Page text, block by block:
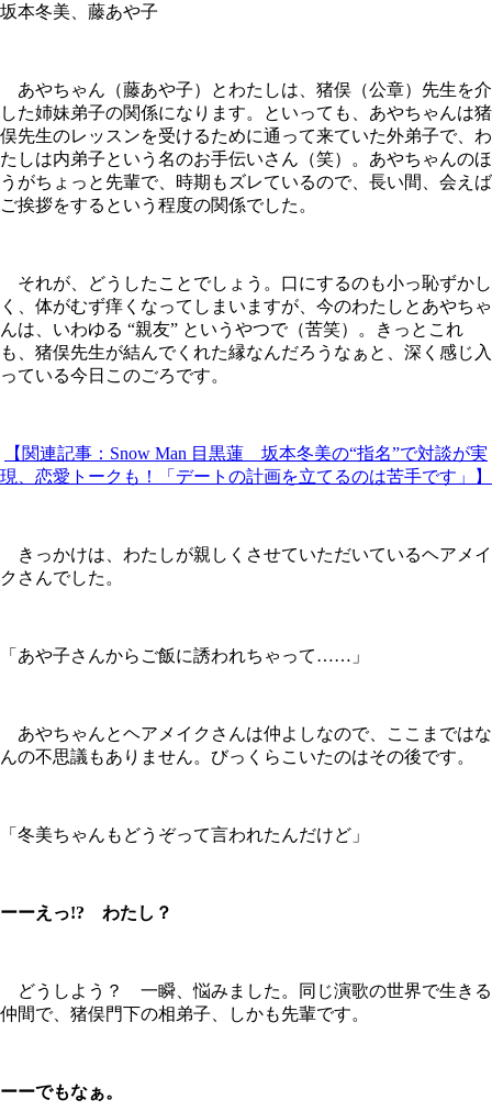
坂本冬美、藤あや子
あやちゃん（藤あや子）とわたしは、猪俣（公章）先生を介
した姉妹弟子の関係になります。といっても、あやちゃんは猪
俣先生のレッスンを受けるために通って来ていた外弟子で、わ
たしは内弟子という名のお手伝いさん（笑）。あやちゃんのほ
うがちょっと先輩で、時期もズレているので、長い間、会えば
ご挨拶をするという程度の関係でした。
それが、どうしたことでしょう。口にするのも小っ恥ずかし
く、体がむず痒くなってしまいますが、今のわたしとあやちゃ
んは、いわゆる “親友” というやつで（苦笑）。きっとこれ
も、猪俣先生が結んでくれた縁なんだろうなぁと、深く感じ入
っている今日このごろです。
【関連記事：Snow Man 目黒蓮 坂本冬美の“指名”で対談が実
現、恋愛トークも！「デートの計画を立てるのは苦手です」】
きっかけは、わたしが親しくさせていただいているヘアメイ
クさんでした。
「あや子さんからご飯に誘われちゃって……」
あやちゃんとヘアメイクさんは仲よしなので、ここまではな
んの不思議もありません。びっくらこいたのはその後です。
「冬美ちゃんもどうぞって言われたんだけど」
ーーえっ!? わたし？
どうしよう？ 一瞬、悩みました。同じ演歌の世界で生きる
仲間で、猪俣門下の相弟子、しかも先輩です。
ーーでもなぁ。